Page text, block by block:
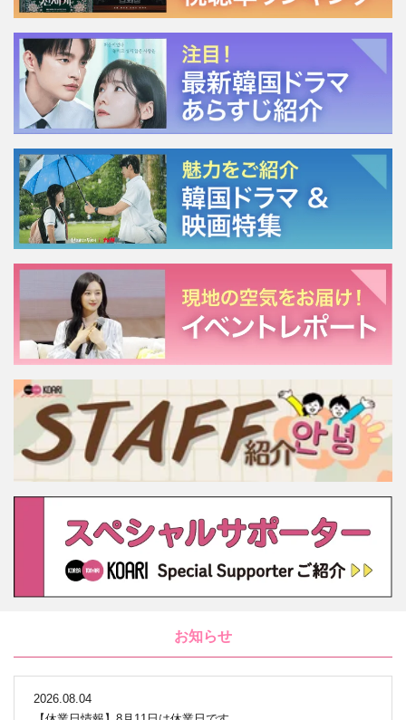
お知らせ
2026.08.04